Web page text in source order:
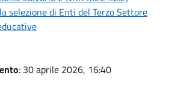
selezione di Enti del Terzo Settore
: 30 aprile 2026, 16:40